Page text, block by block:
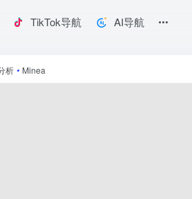
TikTok导航 AI导航
析 • Minea